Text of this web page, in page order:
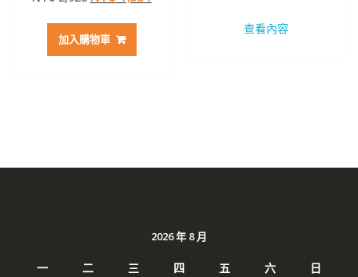
滿分 5
價
格：
加入購物車
格：
查看內容
2026 年 8 月
一 二 三 四 五 六
日